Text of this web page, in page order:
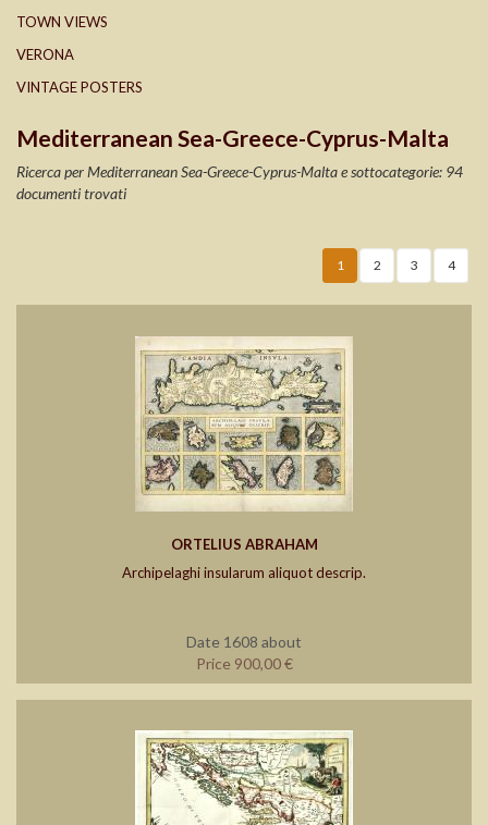
TOWN VIEWS
VERONA
VINTAGE POSTERS
Mediterranean Sea-Greece-Cyprus-Malta
Ricerca per Mediterranean Sea-Greece-Cyprus-Malta e sottocategorie: 94
documenti trovati
1 2 3 4
ORTELIUS ABRAHAM
Archipelaghi insularum aliquot descrip.
Date 1608 about
Price 900,00 €